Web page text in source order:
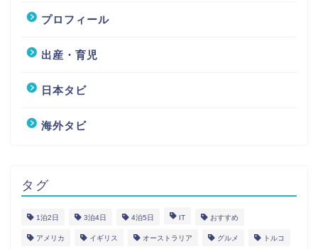
プロフィール
出産・育児
日本タビ
海外タビ
タグ
1泊2日 3泊4日 4泊5日 IT おすすめ
アメリカ イギリス オーストラリア グルメ トルコ